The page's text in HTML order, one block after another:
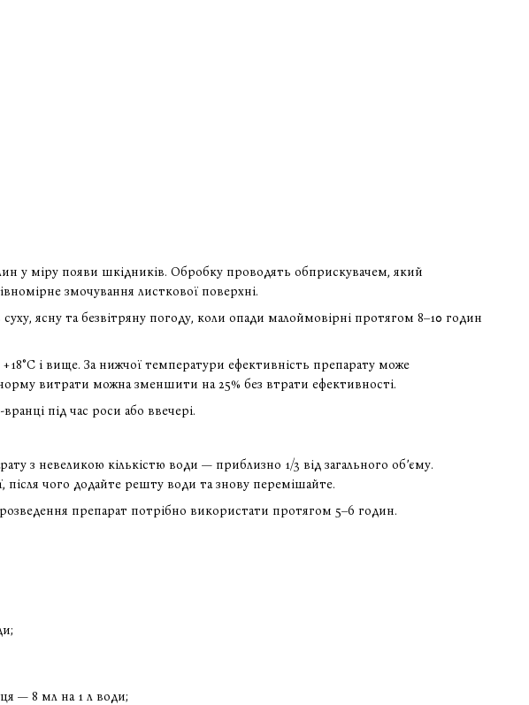
у міру появи шкідників. Обробку проводять обприскувачем, який
змочування листкової поверхні.
ясну та безвітряну погоду, коли опади малоймовірні протягом 8–10 годин
і вище. За нижчої температури ефективність препарату може
витрати можна зменшити на 25% без втрати ефективності.
під час роси або ввечері.
з невеликою кількістю води — приблизно 1/3 від загального об’єму.
після чого додайте решту води та знову перемішайте.
препарат потрібно використати протягом 5–6 годин.
— 8 мл на 1 л води;